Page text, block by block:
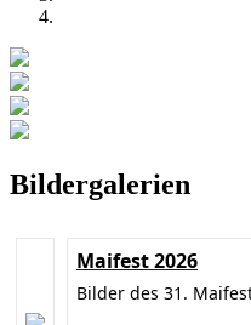
Bildergalerien
Maifest 2026
Bilder des 31.